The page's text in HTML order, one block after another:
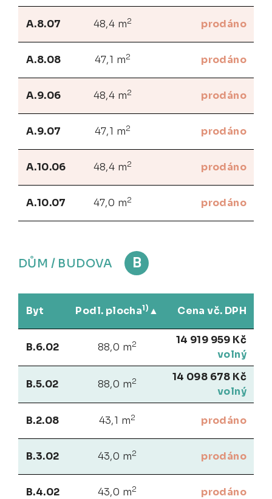
A.8.07 48,4 m2 prodáno
A.8.08 47,1 m2 prodáno
A.9.06 48,4 m2 prodáno
A.9.07 47,1 m2 prodáno
A.10.06 48,4 m2 prodáno
A.10.07 47,0 m2 prodáno
DŮM / BUDOVA B
Byt Podl. plocha1) Cena vč. DPH
B.6.02 88,0 m2
14 919 959 Kč
volný
B.5.02 88,0 m2
14 098 678 Kč
volný
B.2.08 43,1 m2 prodáno
B.3.02 43,0 m2 prodáno
B.4.02 43,0 m2 prodáno